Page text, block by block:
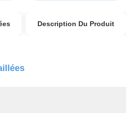
Description Du Produit